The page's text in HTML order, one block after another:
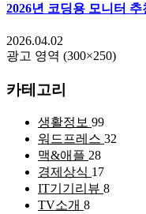
2026년 코딩용 모니터
2026.04.02
광고 영역 (300×250)
카테고리
생활정보 99
워드프레스 32
맥&애플 28
경제상식 17
IT기기리뷰 8
TV소개 8